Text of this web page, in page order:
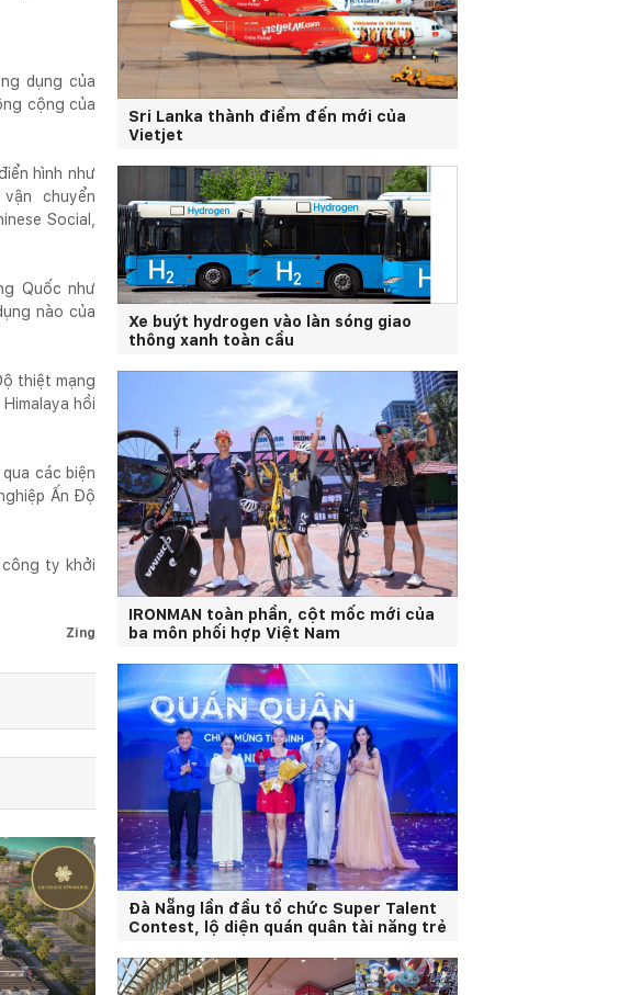
dụng của
cộng của
hình như
vận chuyển
Social,
Quốc như
nào của
thiệt mạng
hồi
các biện
Ấn Độ
ty khởi
Zing
Sri Lanka thành điểm đến mới của
Vietjet
Xe buýt hydrogen vào làn sóng giao
thông xanh toàn cầu
IRONMAN toàn phần, cột mốc mới của
ba môn phối hợp Việt Nam
Đà Nẵng lần đầu tổ chức Super Talent
Contest, lộ diện quán quân tài năng trẻ